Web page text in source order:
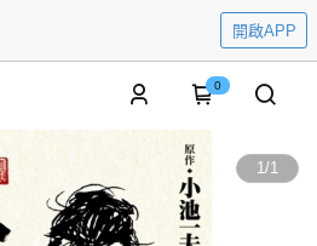
開啟APP
0
1/1